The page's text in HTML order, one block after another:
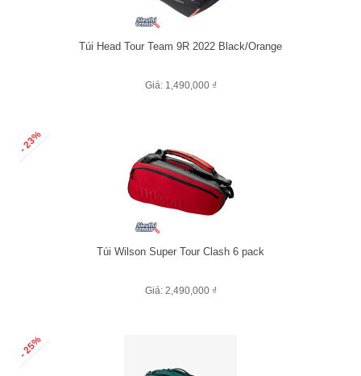
Túi Head Tour Team 9R 2022 Black/Orange
Giá: 1,490,000 ₫
- 23%
Túi Wilson Super Tour Clash 6 pack
Giá: 2,490,000 ₫
- 25%